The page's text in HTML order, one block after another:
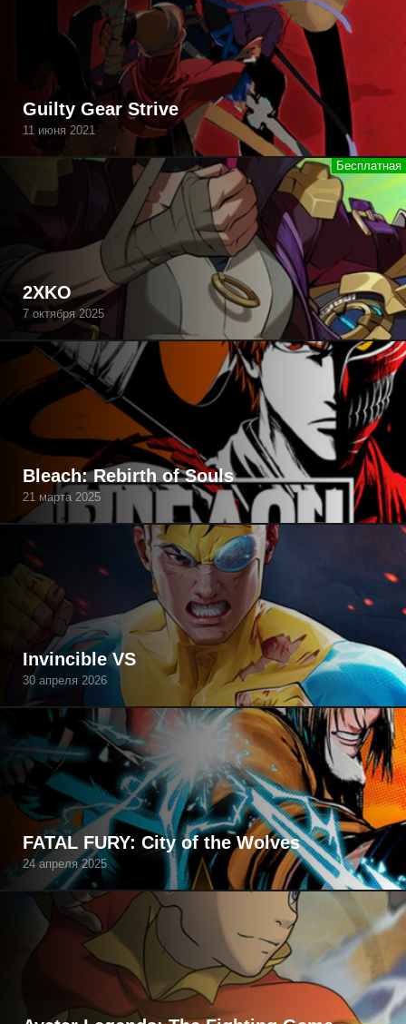
Guilty Gear Strive
11 июня 2021
2XKO
7 октября 2025
Bleach: Rebirth of Souls
21 марта 2025
Invincible VS
30 апреля 2026
FATAL FURY: City of the Wolves
24 апреля 2025